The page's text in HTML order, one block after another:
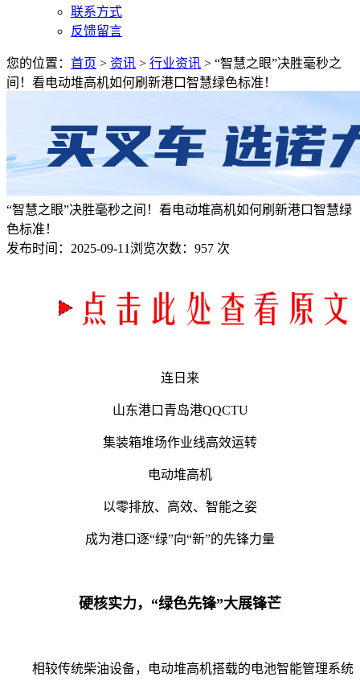
联系方式
反馈留言
您的位置： 首页 > 资讯 > 行业资讯 > “智慧之眼”决胜毫秒之
间！看电动堆高机如何刷新港口智慧绿色标准！
“智慧之眼”决胜毫秒之间！看电动堆高机如何刷新港口智慧绿
色标准！
发布时间： 2025-09-11 浏览次数： 957 次
连日来
山东港口青岛港QQCTU
集装箱堆场作业线高效运转
电动堆高机
以零排放、高效、智能之姿
成为港口逐“绿”向“新”的先锋力量
硬核实力，“绿色先锋”大展锋芒
相较传统柴油设备，电动堆高机搭载的电池智能管理系统